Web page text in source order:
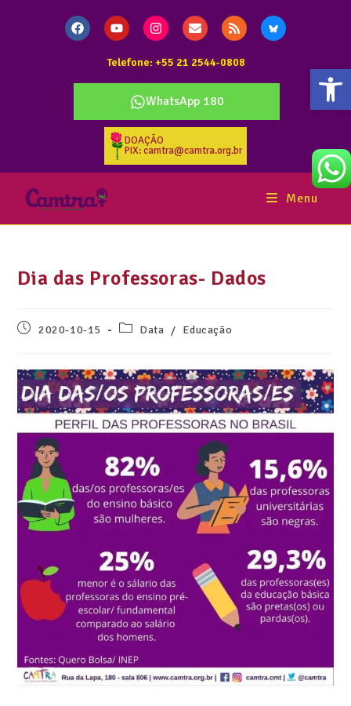
Telefone: +55 21 2544-0808
WhatsApp 180
DOAÇÃO
PIX: camtra@camtra.org.br
Menu
Dia das Professoras- Dados
2020-10-15 Data / Educação